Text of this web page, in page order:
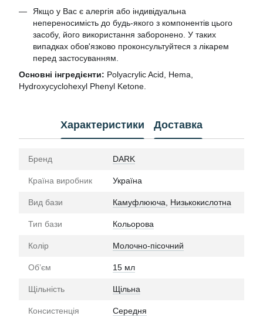
Якщо у Вас є алергія або індивідуальна
непереносимість до будь-якого з компонентів цього
засобу, його використання заборонено. У таких
випадках обов'язково проконсультуйтеся з лікарем
перед застосуванням.
Основні інгредієнти: Polyacrylic Acid, Hema,
Hydroxycyclohexyl Phenyl Ketone.
Характеристики Доставка
Бренд DARK
Країна виробник Україна
Вид бази Камуфлююча Низькокислотна
Тип бази Кольорова
Колір Молочно-пісочний
Обʼєм 15 мл
Щільність Щільна
Консистенція Середня